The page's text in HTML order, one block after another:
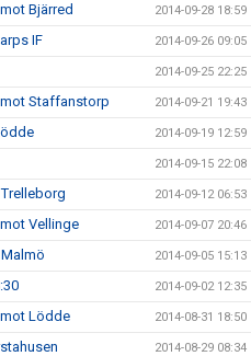
Bjärred 2014-09-28 18:59
IF 2014-09-26 09:05
2014-09-25 22:25
Staffanstorp 2014-09-21 19:43
2014-09-19 12:59
2014-09-15 22:08
2014-09-12 06:53
Vellinge 2014-09-07 20:46
2014-09-05 15:13
2014-09-02 12:35
Lödde 2014-08-31 18:50
2014-08-29 08:34